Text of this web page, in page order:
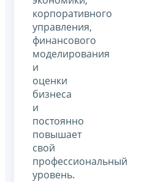
корпоративного
управления,
финансового
моделирования
и
оценки
бизнеса
и
постоянно
повышает
свой
профессиональный
уровень.